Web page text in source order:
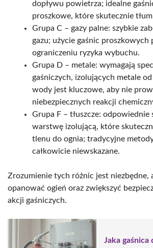
dopływu powietrza; idealne
proszkowe, które skutecznie
Grupa C – gazy palne: szybkie
gazu; użycie gaśnic proszkowych
ograniczeniu ryzyka wybuchu.
Grupa D – metale: wymagają
gaśniczych, izolujących metale
wody jest kluczowe, aby nie
niebezpiecznych reakcji
Grupa F – tłuszcze:
warstwę izolującą, które
tlenu do ognia; tradycyjne
całkowicie niewskazane.
Zrozumienie tych różnic jest niezbędne,
opanować ogień oraz zwiększyć
akcji gaśniczych.
Jaka gaśnica